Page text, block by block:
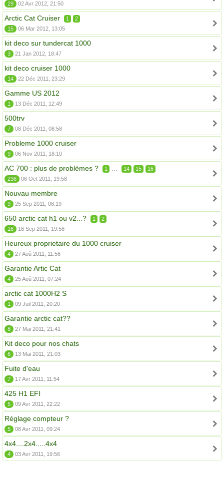
29
02 Avr 2012, 21:50
Arctic Cat Cruiser 1
2
15
06 Mar 2012, 13:05
kit deco sur tundercat 1000
3 21 Jan 2012, 18:47
kit deco cruiser 1000
14 22 Déc 2011, 23:29
Gamme US 2012
1 13 Déc 2011, 12:49
500trv
7 08 Déc 2011, 08:58
Probleme 1000 cruiser
9 06 Nov 2011, 18:10
AC 700 : plus de problèmes ? 1 14 15
16
236
06 Oct 2011, 19:58
Nouvau membre
9 25 Sep 2011, 08:19
650 arctic cat h1 ou v2...? 1
2
16
16 Sep 2011, 19:58
Heureux proprietaire du 1000 cruiser
4 27 Aoû 2011, 11:56
Garantie Artic Cat
4 25 Aoû 2011, 07:24
arctic cat 1000H2 S
1 09 Juil 2011, 20:20
Garantie arctic cat??
8 27 Mai 2011, 21:41
Kit deco pour nos chats
6 13 Mai 2011, 21:03
Fuite d'eau
7 17 Avr 2011, 11:54
425 H1 EFI
5 09 Avr 2011, 22:22
Réglage compteur ?
5 08 Avr 2011, 09:24
4x4....2x4.....4x4
4 03 Avr 2011, 19:56